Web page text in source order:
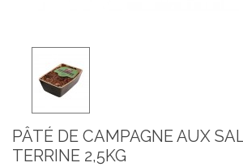
PÂTÉ DE CAMPAGNE AUX
TERRINE 2,5KG